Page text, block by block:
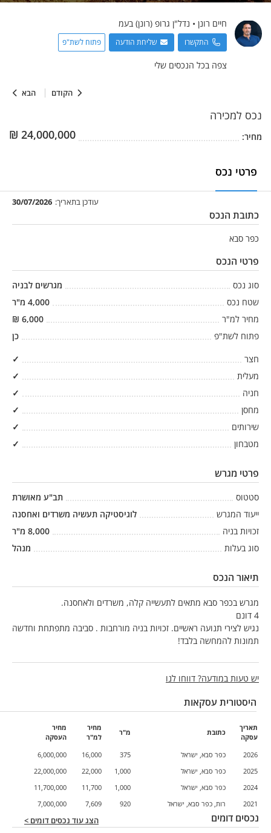
הקודם הבא
חיים רונן • נדל"ן גרופ (רונן) בעמ
התקשרו שליחת הודעה פתוח לשת"פ
צפה בכל הנכסים שלי
נכס למכירה
מחיר: 24,000,000
₪
פרטי נכס
עודכן בתאריך: 30/07/2026
כתובת הנכס
כפר סבא
פרטי הנכס
סוג נכס
מגרשים לבניה
שטח נכס
4,000 מ"ר
מחיר למ"ר
6,000
₪
פתוח לשת"פ
כן
חצר
✓
מעלית
✓
חניה
✓
מחסן
✓
שירותים
✓
מטבחון
✓
פרטי מגרש
סטטוס
תב"ע מאושרת
ייעוד המגרש
לוגיסטיקה תעשיה משרדים ואחסנה
זכויות בניה
8,000 מ"ר
סוג בעלות
מנהל
תיאור הנכס
מגרש בכפר סבא מתאים לתעשייה קלה, משרדים ולאחסנה.
4 דונם
נגיש לצירי תנועה ראשיים. זכויות בניה מורחבות . סביבה מתפתחת וחדשה
תמונות להמחשה בלבד!
יש טעות במודעה? דווחו לנו
היסטורית עסקאות
תאריך
עסקה
כתובת מ"ר
מחיר
למ"ר
מחיר
העסקה
2026
כפר סבא, ישראל 375
16,000
6,000,000
2025
כפר סבא, ישראל 1,000
22,000
22,000,000
2024
כפר סבא, ישראל 1,000
11,700
11,700,000
2021
רות, כפר סבא, ישראל 920
7,609
7,000,000
נכסים דומים הצג עוד נכסים דומים >